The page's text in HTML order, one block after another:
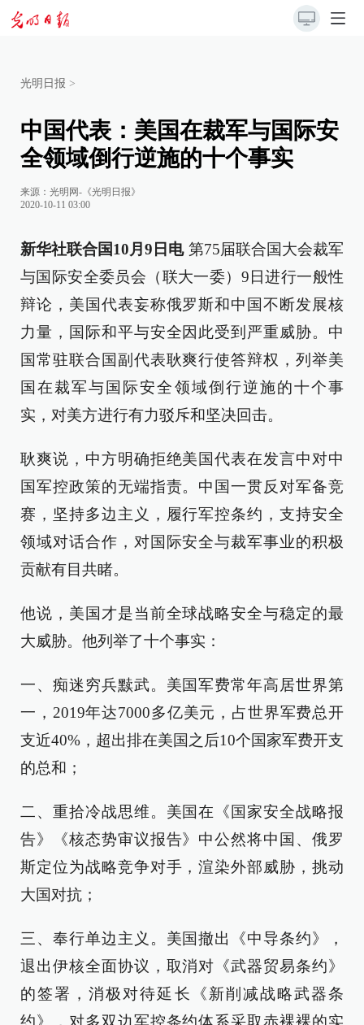
光明日报 >
中国代表：美国在裁军与国际安
全领域倒行逆施的十个事实
来源： 光明网-《光明日报》
2020-10-11 03:00
新华社联合国10月9日电第75届联合国大会裁军
与国际安全委员会（联大一委）9日进行一般性
辩论，美国代表妄称俄罗斯和中国不断发展核
力量，国际和平与安全因此受到严重威胁。中
国常驻联合国副代表耿爽行使答辩权，列举美
国在裁军与国际安全领域倒行逆施的十个事
实，对美方进行有力驳斥和坚决回击。
耿爽说，中方明确拒绝美国代表在发言中对中
国军控政策的无端指责。中国一贯反对军备竞
赛，坚持多边主义，履行军控条约，支持安全
领域对话合作，对国际安全与裁军事业的积极
贡献有目共睹。
他说，美国才是当前全球战略安全与稳定的最
大威胁。他列举了十个事实：
一、痴迷穷兵黩武。美国军费常年高居世界第
一，2019年达7000多亿美元，占世界军费总开
支近40%，超出排在美国之后10个国家军费开支
的总和；
二、重拾冷战思维。美国在《国家安全战略报
告》《核态势审议报告》中公然将中国、俄罗
斯定位为战略竞争对手，渲染外部威胁，挑动
大国对抗；
三、奉行单边主义。美国撤出《中导条约》，
退出伊核全面协议，取消对《武器贸易条约》
的签署，消极对待延长《新削减战略武器条
约》，对多双边军控条约体系采取赤裸裸的实